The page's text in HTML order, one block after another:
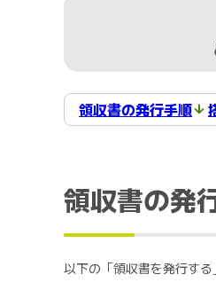
領収書の発行手順
領収書の発
以下の「領収書を発行す